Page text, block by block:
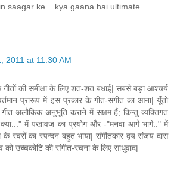
saagar ke....kya gaana hai ultimate
2011 at 11:30 AM
की समीक्षा के लिए शत-शत बधाई| सबसे बड़ा आश्चर्य
प्रारूप में इस प्रकार के गीत-संगीत का आना| यूँतो
अलौकिक अनुभूति कराने में सक्षम हैं; किन्तु व्यक्तिगत
में पखावज का प्रयोग और -"मनवा आगे भागे.." में
के स्वरों का स्पन्दन बहुत भाया| संगीतकार द्वय संजय दास
को उच्चकोटि की संगीत-रचना के लिए साधुवाद|